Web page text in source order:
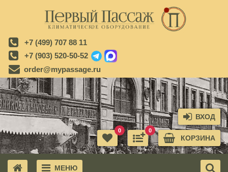
+7 (499) 707 88 11
+7 (903) 520-50-52
order@mypassage.ru
ВХОД
КОРЗИНА
0
0
МЕНЮ